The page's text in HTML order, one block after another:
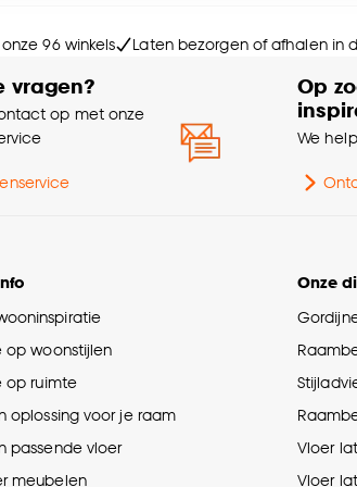
je deze keuze altijd nog kan
96 winkels Laten bezorgen of afhalen in
vragen?
op met onze
Op
We
op woonstijlen
op ruimte
oplossing voor je raam
passende vloer
meubelen
Onze
Vloer
Vloer